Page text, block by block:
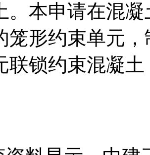
。本申请在混
笼形约束单元
联锁约束混凝